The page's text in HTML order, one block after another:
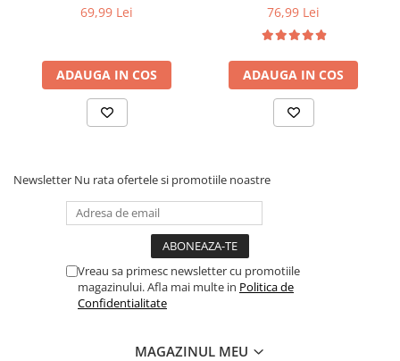
69,99 Lei
ADAUGA IN COS
76,99 Lei
ADAUGA IN COS
Newsletter Nu rata ofertele si promotiile noastre
Vreau sa primesc newsletter cu promotiile
magazinului. Afla mai multe in Politica de
Confidentialitate
MAGAZINUL MEU